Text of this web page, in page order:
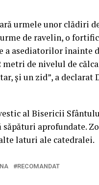
urmele unor clădiri
de ravelin, o
a asediatorilor înainte
de nivelul de
şi un zid”, a declarat
al Bisericii
aprofundate.
laturi ale catedralei.
RECOMANDAT